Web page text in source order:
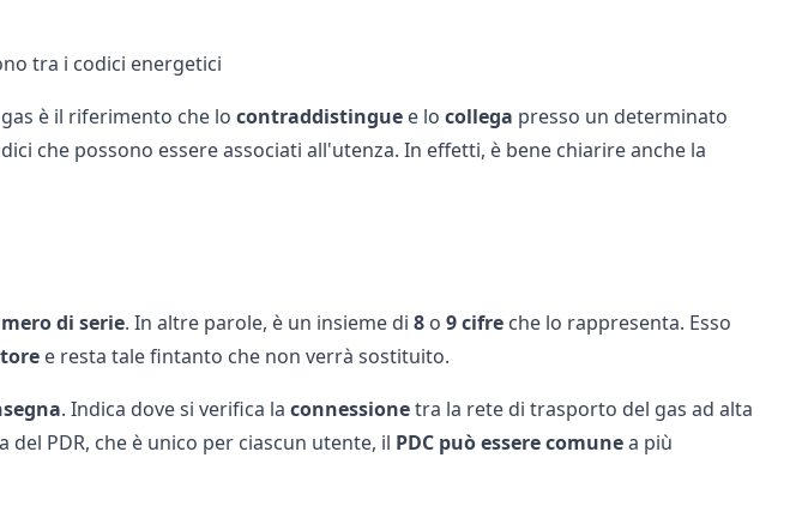
tra i codici energetici
è il riferimento che lo contraddistinguee lo collega presso un determinato
che possono essere associati all'utenza. In effetti, è bene chiarire anche la
di serie. In altre parole, è un insieme di 8o 9 cifreche lo rappresenta. Esso
e resta tale fintanto che non verrà sostituito.
. Indica dove si verifica la connessionetra la rete di trasporto del gas ad alta
PDR, che è unico per ciascun utente, il PDC può essere comunea più